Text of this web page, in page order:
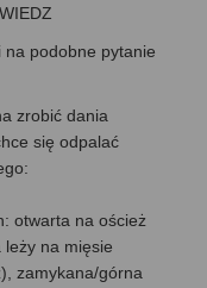
na podobne pytanie
zrobić dania
się odpalać
otwarta na oścież
leży na mięsie
zamykana/górna